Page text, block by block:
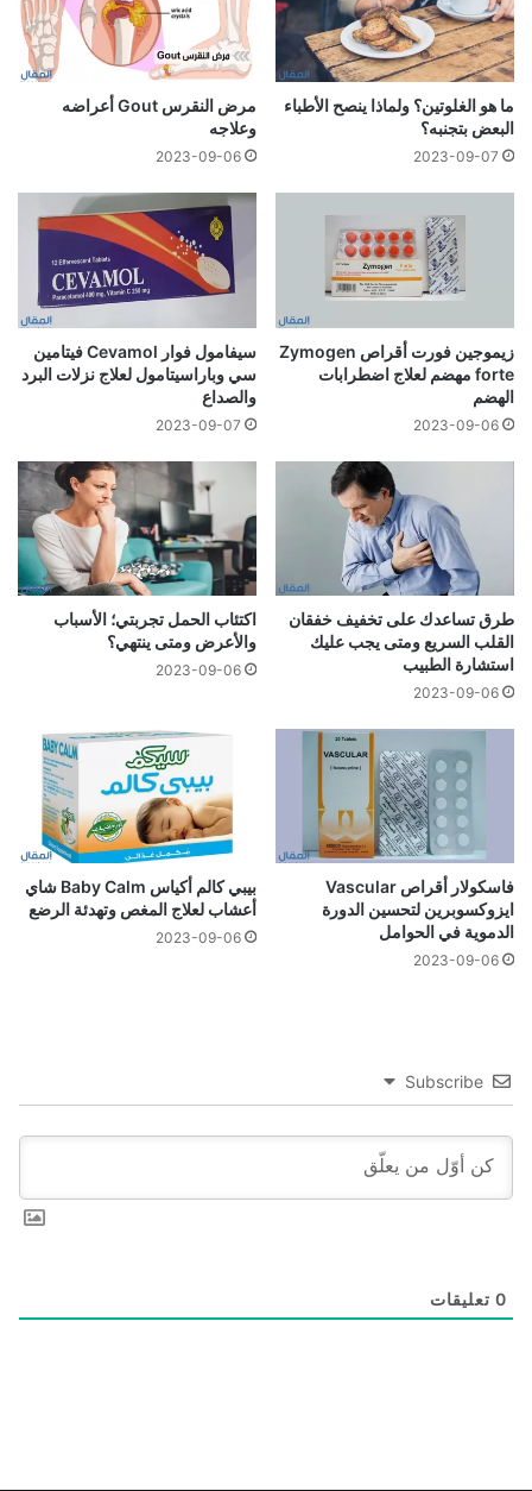
ما هو الغلوتين؟ ولماذا ينصح الأطباء
البعض بتجنبه؟
2023-09-07
مرض النقرس Gout أعراضه
وعلاجه
2023-09-06
زيموجين فورت أقراص Zymogen
forte مهضم لعلاج اضطرابات
الهضم
2023-09-06
سيفامول فوار Cevamol فيتامين
سي وباراسيتامول لعلاج نزلات البرد
والصداع
2023-09-07
طرق تساعدك على تخفيف خفقان
القلب السريع ومتى يجب عليك
استشارة الطبيب
2023-09-06
اكتئاب الحمل تجربتي؛ الأسباب
والأعرض ومتى ينتهي؟
2023-09-06
فاسكولار أقراص Vascular
ايزوكسوبرين لتحسين الدورة
الدموية في الحوامل
2023-09-06
بيبي كالم أكياس Baby Calm شاي
أعشاب لعلاج المغص وتهدئة الرضع
2023-09-06
Subscribe
0 تعليقات